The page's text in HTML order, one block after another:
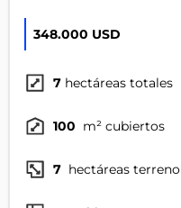
348.000 USD
7 hectáreas totales
100 m² cubiertos
7 hectáreas terreno